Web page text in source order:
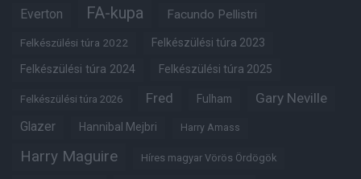
Everton FA-kupa Facundo Pellistri
Felkészülési túra 2022 Felkészülési túra 2023
Felkészülési túra 2024 Felkészülési túra 2025
Felkészülési túra 2026 Fred Fulham Gary Neville
Glazer Hannibal Mejbri Harry Amass
Harry Maguire Híres magyar Vörös Ördögök